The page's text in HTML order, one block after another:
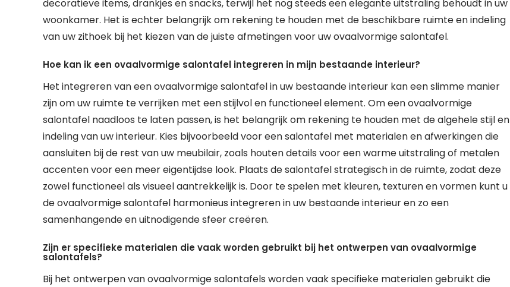
decoratieve items, drankjes en snacks, terwijl het nog steeds een elegante uitstraling behoudt in uw
woonkamer. Het is echter belangrijk om rekening te houden met de beschikbare ruimte en indeling
van uw zithoek bij het kiezen van de juiste afmetingen voor uw ovaalvormige salontafel.
Hoe kan ik een ovaalvormige salontafel integreren in mijn bestaande interieur?
Het integreren van een ovaalvormige salontafel in uw bestaande interieur kan een slimme manier
zijn om uw ruimte te verrijken met een stijlvol en functioneel element. Om een ovaalvormige
salontafel naadloos te laten passen, is het belangrijk om rekening te houden met de algehele stijl en
indeling van uw interieur. Kies bijvoorbeeld voor een salontafel met materialen en afwerkingen die
aansluiten bij de rest van uw meubilair, zoals houten details voor een warme uitstraling of metalen
accenten voor een meer eigentijdse look. Plaats de salontafel strategisch in de ruimte, zodat deze
zowel functioneel als visueel aantrekkelijk is. Door te spelen met kleuren, texturen en vormen kunt u
de ovaalvormige salontafel harmonieus integreren in uw bestaande interieur en zo een
samenhangende en uitnodigende sfeer creëren.
Zijn er specifieke materialen die vaak worden gebruikt bij het ontwerpen van ovaalvormige
salontafels?
Bij het ontwerpen van ovaalvormige salontafels worden vaak specifieke materialen gebruikt die